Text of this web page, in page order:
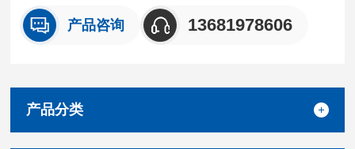
产品咨询 13681978606
产品分类